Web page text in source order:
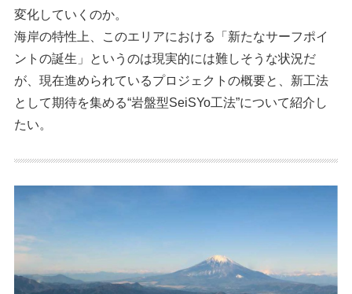
変化していくのか。
海岸の特性上、このエリアにおける「新たなサーフポイ
ントの誕生」というのは現実的には難しそうな状況だ
が、現在進められているプロジェクトの概要と、新工法
として期待を集める“岩盤型SeiSYo工法”について紹介し
たい。